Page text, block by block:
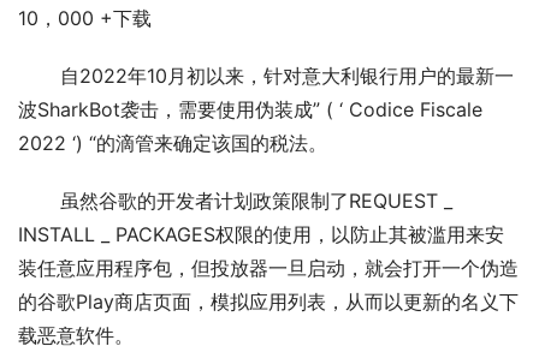
10，000 +下载
波SharkBot袭击，需要使用伪装成” ( ‘ Codice Fiscale
2022 ‘) “的滴管来确定该国的税法。
INSTALL _ PACKAGES权限的使用，以防止其被滥用来安
装任意应用程序包，但投放器一旦启动，就会打开一个伪造
的谷歌Play商店页面，模拟应用列表，从而以更新的名义下
载恶意软件。